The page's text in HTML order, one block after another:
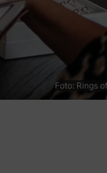
Foto: Rings